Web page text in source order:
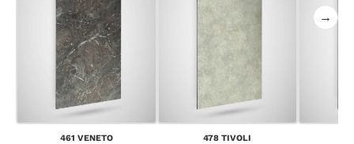
461 VENETO 478 TIVOLI
→